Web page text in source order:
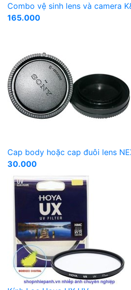
Combo vệ sinh lens và camera
165.000
Cap body hoặc cap đuôi lens
30.000